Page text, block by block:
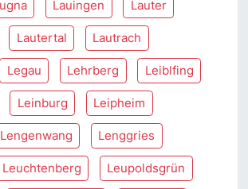
Lauingen Lauter
Lautertal Lautrach
Legau Lehrberg Leiblfing
Leinburg Leipheim
Lengenwang Lenggries
Leuchtenberg Leupoldsgrün